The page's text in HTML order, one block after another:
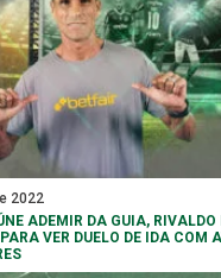
2022
ADEMIR DA GUIA, RIVALDO
VER DUELO DE IDA COM